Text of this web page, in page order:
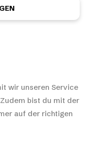
wir unseren Service
bist du mit der
auf der richtigen